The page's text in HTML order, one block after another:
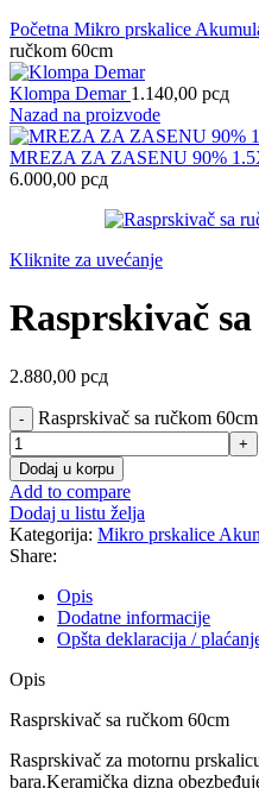
Početna Mikro prskalice
ručkom 60cm
Klompa Demar 1.140,00 рсд
Nazad na proizvode
MREZA ZA ZASENU 90%
6.000,00 рсд
Kliknite za uvećanje
Rasprskivač
2.880,00 рсд
Rasprskivač sa ručkom
Dodaj u korpu
Add to compare
Dodaj u listu želja
Kategorija: Mikro prskalice
Share:
Opis
Dodatne informacije
Opšta deklaracija /
Opis
Rasprskivač sa ručkom 60cm
Rasprskivač za motornu
bara.Keramička dizna